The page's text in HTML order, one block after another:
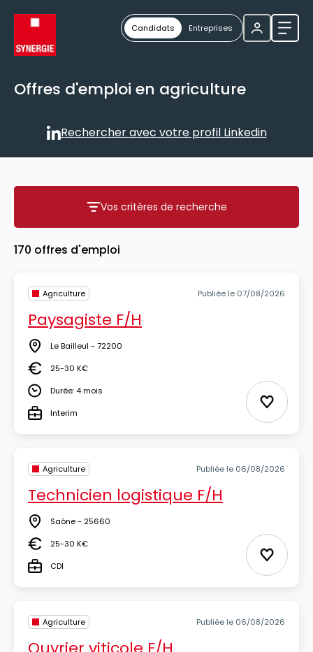
Candidats Entreprises
Offres d'emploi en agriculture
Rechercher avec votre
Rechercher avec votre profil Linkedin
Vos critères de recherche
Vos critères de recherche
170 offres d'emploi
Agriculture Publiée le 07/08/2026
Paysagiste F/H
Lieu Le Bailleul - 72200
Salaire25-30 K€
DuréeDurée: 4 mois
TypeInterim Ajouter
Agriculture Publiée le 06/08/2026
Technicien logistique F/H
Lieu Saône - 25660
Salaire25-30 K€
TypeCDI Ajouter
Agriculture Publiée le 06/08/2026